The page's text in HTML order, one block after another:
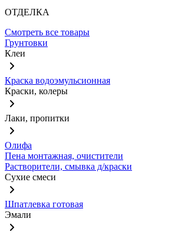
ОТДЕЛКА
Смотреть все товары
Грунтовки
Клеи
Краска водоэмульсионная
Краски, колеры
Лаки, пропитки
Олифа
Пена монтажная, очистители
Растворители, смывка д/краски
Сухие смеси
Шпатлевка готовая
Эмали